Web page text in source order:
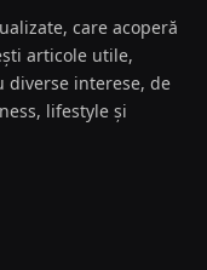
care acoperă
articole utile,
diverse interese, de
lifestyle și